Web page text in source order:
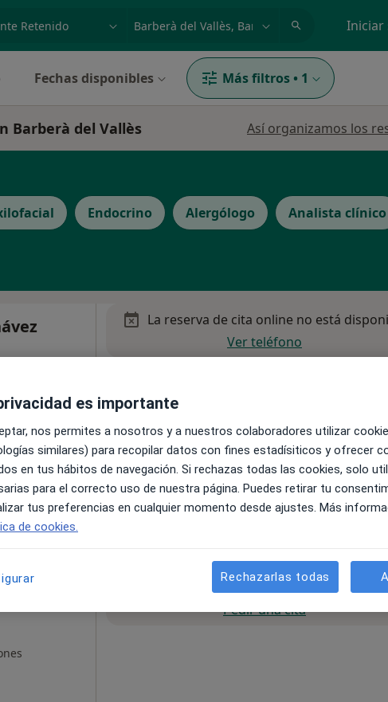
enfermedad o nombre
p. ej. Madrid Iniciar
Fechas disponibles Más filtros • 1
Barberà del Vallès Así organizamos los
Endocrino Alergólogo Analista clínico
especificar
La reserva de cita online no está
Ver teléfono
La reserva de cita online no está
Pedir una cita
es importante
nos permites a nosotros y a nuestros colaboradores utilizar
similares) para recopilar datos con fines estadísiticos y ofrecer
en tus hábitos de navegación. Si rechazas todas las cookies, solo
para el correcto uso de nuestra página. Puedes retirar tu
tus preferencias en cualquier momento desde ajustes. Más
de cookies.
Rechazarlas todas